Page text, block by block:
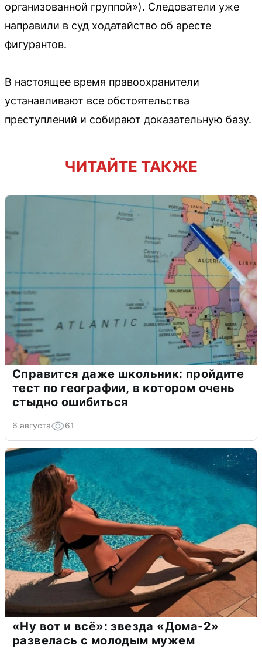
организованной группой»). Следователи уже
направили в суд ходатайство об аресте
фигурантов.
В настоящее время правоохранители
устанавливают все обстоятельства
преступлений и собирают доказательную базу.
ЧИТАЙТЕ ТАКЖЕ
Справится даже школьник: пройдите
тест по географии, в котором очень
стыдно ошибиться
6 августа 61
«Ну вот и всё»: звезда «Дома-2»
развелась с молодым мужем